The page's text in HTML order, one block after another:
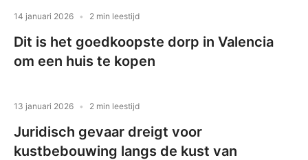
14 januari 2026 2 min leestijd
Dit is het goedkoopste dorp in Valencia
om een huis te kopen
13 januari 2026 2 min leestijd
Juridisch gevaar dreigt voor
kustbebouwing langs de kust van